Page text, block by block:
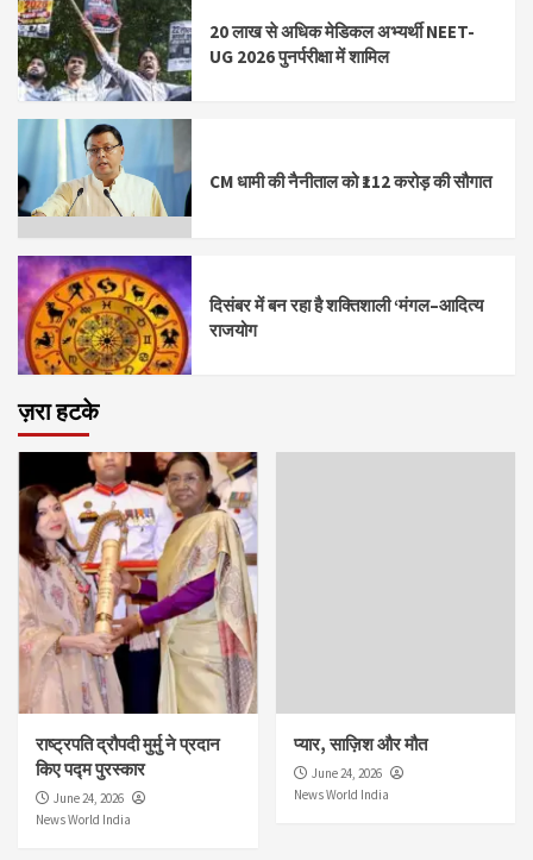
20 लाख से अधिक मेडिकल अभ्यर्थी NEET-
UG 2026 पुनर्परीक्षा में शामिल
CM धामी की नैनीताल को ₹112 करोड़ की सौगात
दिसंबर में बन रहा है शक्तिशाली ‘मंगल–आदित्य
राजयोग
ज़रा हटके
राष्ट्रपति द्रौपदी मुर्मु ने प्रदान
किए पद्म पुरस्कार
June 24, 2026
News World India
प्यार, साज़िश और मौत
June 24, 2026
News World India